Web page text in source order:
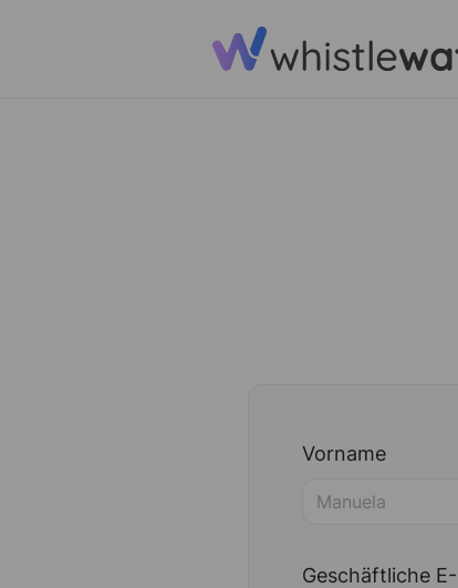
Vorname
Geschäftliche